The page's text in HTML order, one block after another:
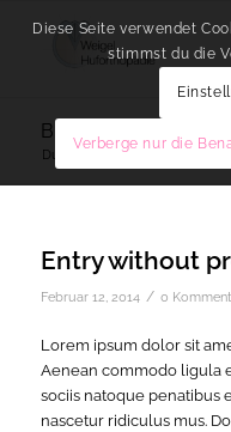
Blog - Aktuelle
Du bist hier: Startseite
Entry without
Februar 12, 2014 / 0
Lorem ipsum dolor sit
Aenean commodo ligula
sociis natoque penatibus
nascetur ridiculus mus.
Diese Seite verwendet
stimmst du die
Verberge nur die